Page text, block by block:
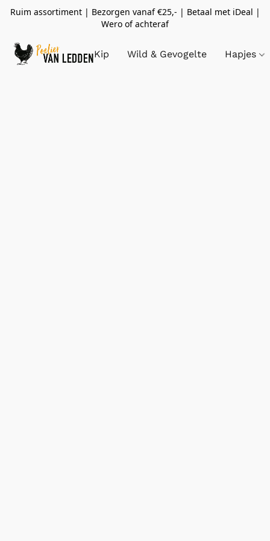
Ruim assortiment | Bezorgen vanaf €25,- | Betaal met iDeal |
Wero of achteraf
Kip Wild & Gevogelte Hapjes